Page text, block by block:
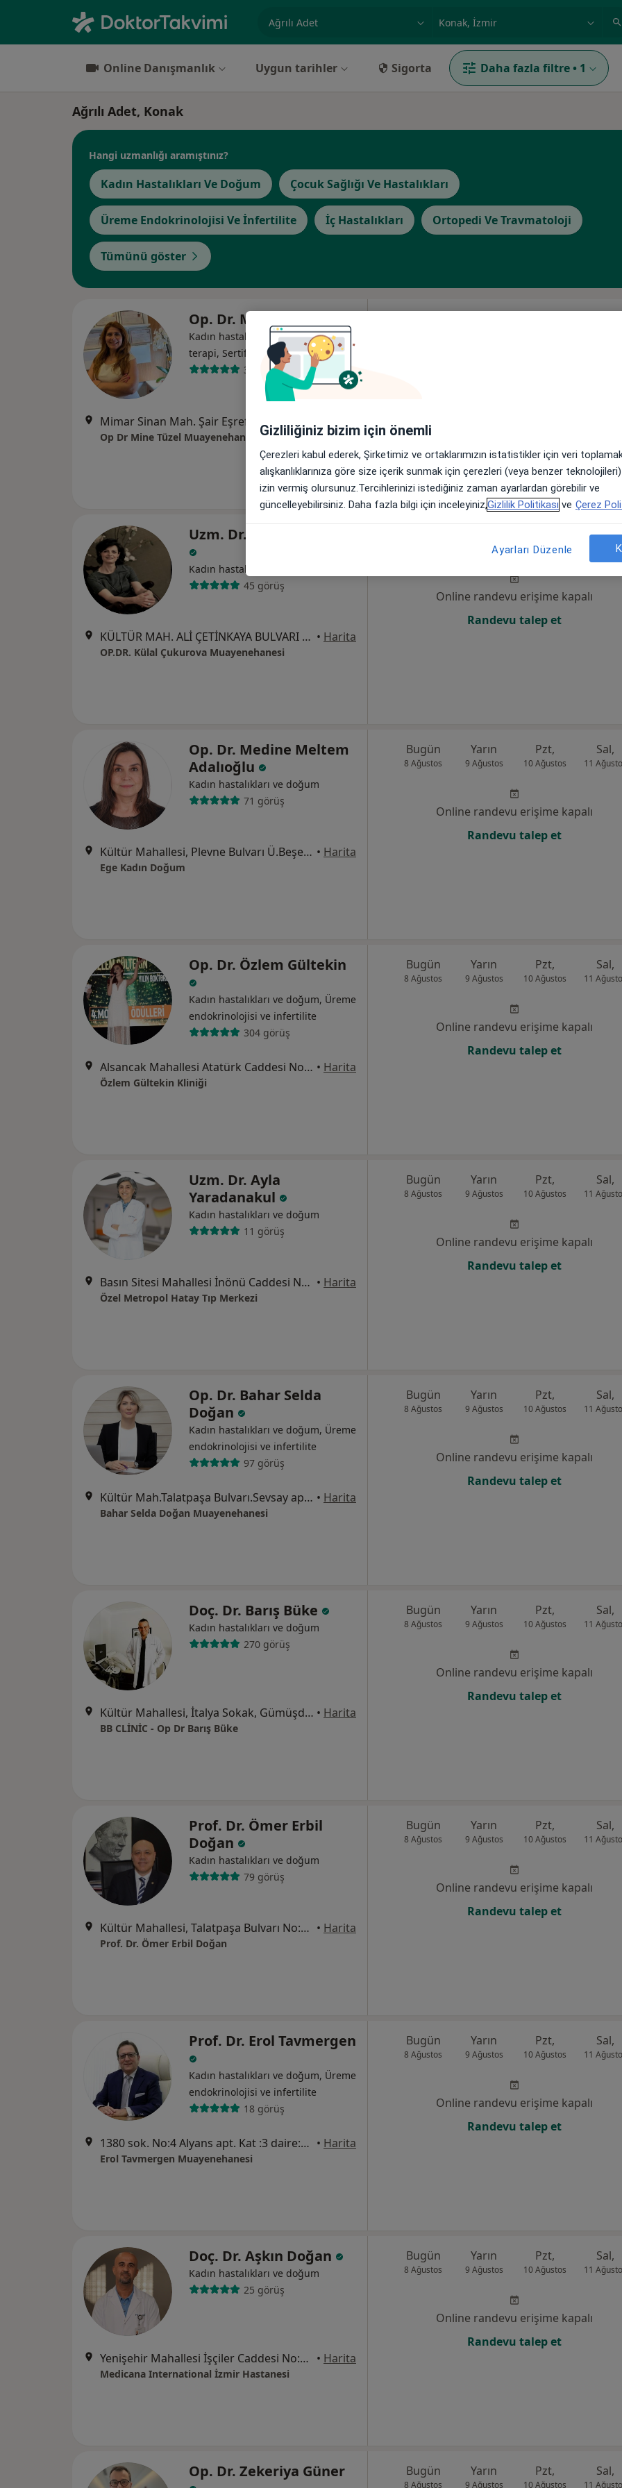
örnek: İstanbul
Online Danışmanlık Uygun tarihler Sigorta Daha fazla filtre • 1
Ağrılı Adet, Konak
Hangi uzmanlığı aramıştınız?
Kadın Hastalıkları Ve Doğum Çocuk Sağlığı Ve Hastalıkları
Üreme Endokrinolojisi Ve İnfertilite İç Hastalıkları Ortopedi Ve Travmatoloji
Tümünü göster
Op. Dr. Mine Tüzel
Kadın hastalıkları ve doğum, Ozon
terapi, Sertifikalı medikal estetik
30 görüş
Mimar Sinan Mah. Şair Eşref Bulvarı Park Apt. No:58 K:2 D:3, İzmir Harita
Op Dr Mine Tüzel Muayenehanesi
Uzm. Dr. Külal Çukurova
Kadın hastalıkları ve doğum
45 görüş
KÜLTÜR MAH. ALİ ÇETİNKAYA BULVARI YUNUS APT. NO:12 KAT:1 DAİRE:2 ALSANCAK, İzmir • Harita
OP.DR. Külal Çukurova Muayenehanesi
9 Ağustos 10 Ağustos
Sal,
11
Online randevu erişime kapalı
Randevu talep et
Op. Dr. Medine Meltem
Adalıoğlu
Kadın hastalıkları ve doğum
71 görüş
Kültür Mahallesi, Plevne Bulvarı Ü.Beşerler Apt.No:1 Kat:2 Daire:3, İzmir • Harita
Ege Kadın Doğum
Bugün
8 Ağustos
Yarın
9 Ağustos
Pzt,
10 Ağustos
Sal,
11
Online randevu erişime kapalı
Randevu talep et
Op. Dr. Özlem Gültekin
Kadın hastalıkları ve doğum, Üreme
endokrinolojisi ve i̇nfertilite
304 görüş
Alsancak Mahallesi Atatürk Caddesi No : 384 Berrin Reşat Aksoy Plaza Kat 7 Daire 13 Alsancak, İzmir • Harita
Özlem Gültekin Kliniği
Bugün
8 Ağustos
Yarın
9 Ağustos
Pzt,
10 Ağustos
Sal,
11
Online randevu erişime kapalı
Randevu talep et
Uzm. Dr. Ayla
Yaradanakul
Kadın hastalıkları ve doğum
11 görüş
Basın Sitesi Mahallesi İnönü Caddesi No:471/A , İzmir, Karabağlar • Harita
Özel Metropol Hatay Tıp Merkezi
Bugün
8 Ağustos
Yarın
9 Ağustos
Pzt,
10 Ağustos
Sal,
11
Online randevu erişime kapalı
Randevu talep et
Op. Dr. Bahar Selda
Doğan
Kadın hastalıkları ve doğum, Üreme
endokrinolojisi ve i̇nfertilite
97 görüş
Kültür Mah.Talatpaşa Bulvarı.Sevsay apt.No:14/3, İzmir • Harita
Bahar Selda Doğan Muayenehanesi
Bugün
8 Ağustos
Yarın
9 Ağustos
Pzt,
10 Ağustos
Sal,
11
Online randevu erişime kapalı
Randevu talep et
Doç. Dr. Barış Büke
Kadın hastalıkları ve doğum
270 görüş
Kültür Mahallesi, İtalya Sokak, Gümüşdivan Apt, No:24, Daire:10, Kat:5, Konak • Harita
BB CLİNİC - Op Dr Barış Büke
Bugün
8 Ağustos
Yarın
9 Ağustos
Pzt,
10 Ağustos
Sal,
11
Online randevu erişime kapalı
Randevu talep et
Prof. Dr. Ömer Erbil
Doğan
Kadın hastalıkları ve doğum
79 görüş
Kültür Mahallesi, Talatpaşa Bulvarı No:14 Sevsay Apt. Kat:1 Daire:3 Alsancak, İzmir • Harita
Prof. Dr. Ömer Erbil Doğan
Bugün
8 Ağustos
Yarın
9 Ağustos
Pzt,
10 Ağustos
Sal,
11
Online randevu erişime kapalı
Randevu talep et
Prof. Dr. Erol Tavmergen
Kadın hastalıkları ve doğum, Üreme
endokrinolojisi ve i̇nfertilite
18 görüş
1380 sok. No:4 Alyans apt. Kat :3 daire:5-6 Alsancak, İzmir • Harita
Erol Tavmergen Muayenehanesi
Bugün
8 Ağustos
Yarın
9 Ağustos
Pzt,
10 Ağustos
Sal,
11
Online randevu erişime kapalı
Randevu talep et
Doç. Dr. Aşkın Doğan
Kadın hastalıkları ve doğum
25 görüş
Yenişehir Mahallesi İşçiler Caddesi No:126, Konak • Harita
Medicana International İzmir Hastanesi
Bugün
8 Ağustos
Yarın
9 Ağustos
Pzt,
10 Ağustos
Sal,
11
Online randevu erişime kapalı
Randevu talep et
Op. Dr. Zekeriya Güner Bugün
8 Ağustos
Yarın
9 Ağustos
Pzt,
10 Ağustos
Sal,
11
Gizliliğiniz bizim için önemli
Çerezleri kabul ederek, Şirketimiz ve ortaklarımızın istatistikler için veri
alışkanlıklarınıza göre size içerik sunmak için çerezleri (veya benzer
izin vermiş olursunuz.Tercihlerinizi istediğiniz zaman ayarlardan görebilir ve
güncelleyebilirsiniz. Daha fazla bilgi için inceleyiniz,Gizlilik Politikası ve Çerez
Ayarları Düzenle